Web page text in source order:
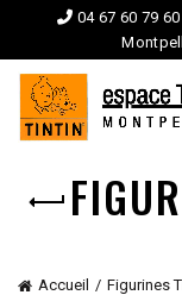
04 67 60 79 60
Accueil Figurines